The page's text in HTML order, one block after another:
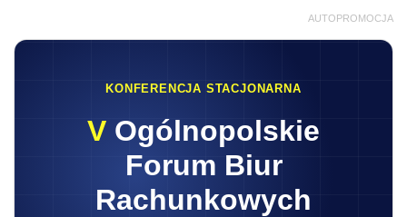
AUTOPROMOCJA
KONFERENCJA STACJONARNA
V Ogólnopolskie
Forum Biur
Rachunkowych